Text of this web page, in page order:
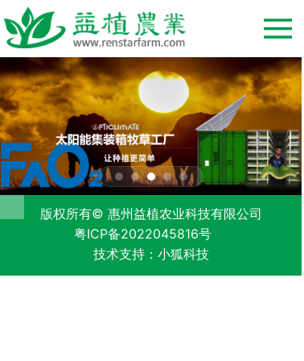
版权所有© 惠州益植农业科技有限公司
粤ICP备2022045816号
技术支持：小狐科技